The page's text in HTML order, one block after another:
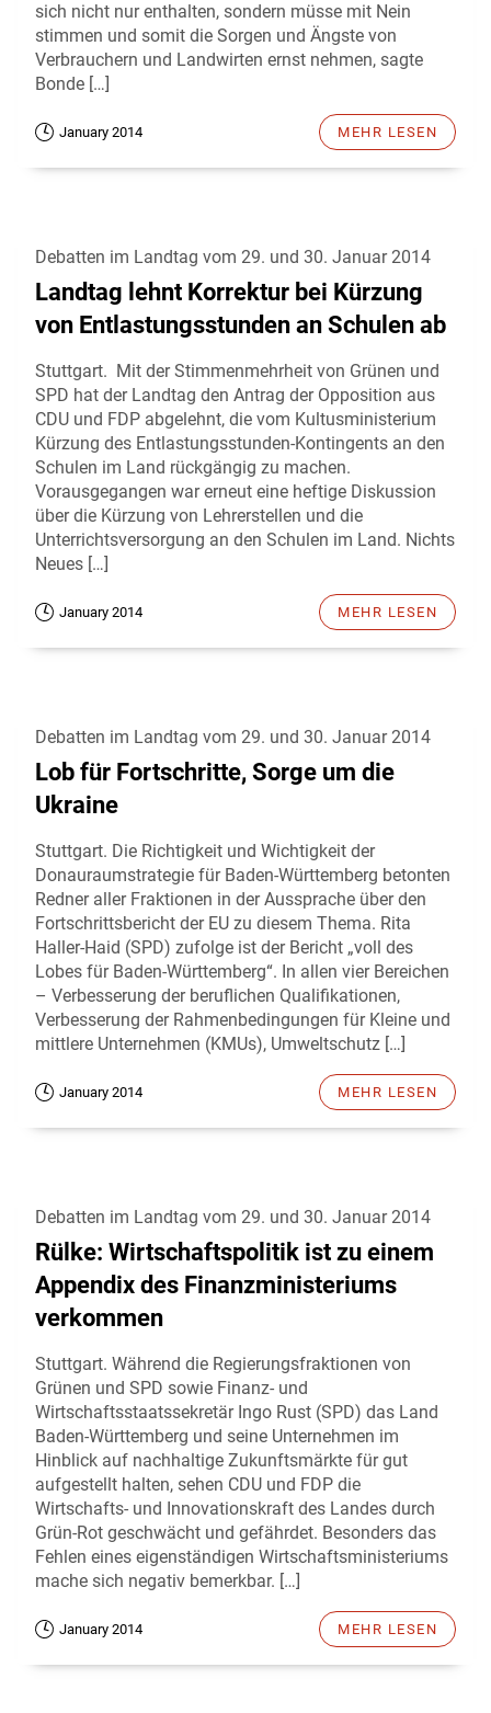
sich nicht nur enthalten, sondern müsse mit Nein
stimmen und somit die Sorgen und Ängste von
Verbrauchern und Landwirten ernst nehmen, sagte
Bonde […]
January 2014 MEHR LESEN
Debatten im Landtag vom 29. und 30. Januar 2014
Landtag lehnt Korrektur bei Kürzung
von Entlastungsstunden an Schulen ab
Stuttgart. Mit der Stimmenmehrheit von Grünen und
SPD hat der Landtag den Antrag der Opposition aus
CDU und FDP abgelehnt, die vom Kultusministerium
Kürzung des Entlastungsstunden-Kontingents an den
Schulen im Land rückgängig zu machen.
Vorausgegangen war erneut eine heftige Diskussion
über die Kürzung von Lehrerstellen und die
Unterrichtsversorgung an den Schulen im Land. Nichts
Neues […]
January 2014 MEHR LESEN
Debatten im Landtag vom 29. und 30. Januar 2014
Lob für Fortschritte, Sorge um die
Ukraine
Stuttgart. Die Richtigkeit und Wichtigkeit der
Donauraumstrategie für Baden-Württemberg betonten
Redner aller Fraktionen in der Aussprache über den
Fortschrittsbericht der EU zu diesem Thema. Rita
Haller-Haid (SPD) zufolge ist der Bericht „voll des
Lobes für Baden-Württemberg“. In allen vier Bereichen
– Verbesserung der beruflichen Qualifikationen,
Verbesserung der Rahmenbedingungen für Kleine und
mittlere Unternehmen (KMUs), Umweltschutz […]
January 2014 MEHR LESEN
Debatten im Landtag vom 29. und 30. Januar 2014
Rülke: Wirtschaftspolitik ist zu einem
Appendix des Finanzministeriums
verkommen
Stuttgart. Während die Regierungsfraktionen von
Grünen und SPD sowie Finanz- und
Wirtschaftsstaatssekretär Ingo Rust (SPD) das Land
Baden-Württemberg und seine Unternehmen im
Hinblick auf nachhaltige Zukunftsmärkte für gut
aufgestellt halten, sehen CDU und FDP die
Wirtschafts- und Innovationskraft des Landes durch
Grün-Rot geschwächt und gefährdet. Besonders das
Fehlen eines eigenständigen Wirtschaftsministeriums
mache sich negativ bemerkbar. […]
January 2014 MEHR LESEN